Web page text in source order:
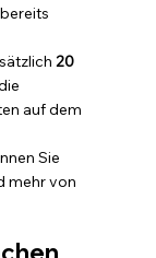
20
auf dem
Sie
mehr von